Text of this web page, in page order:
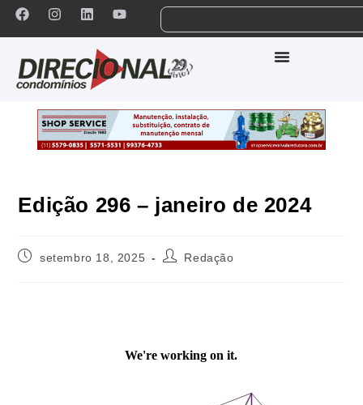
Edição 296 – janeiro de 2024
setembro 18, 2025 Redação